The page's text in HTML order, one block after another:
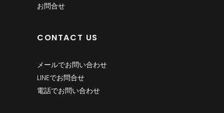
お問合せ
CONTACT US
メールでお問い合わせ
LINEでお問合せ
電話でお問い合わせ